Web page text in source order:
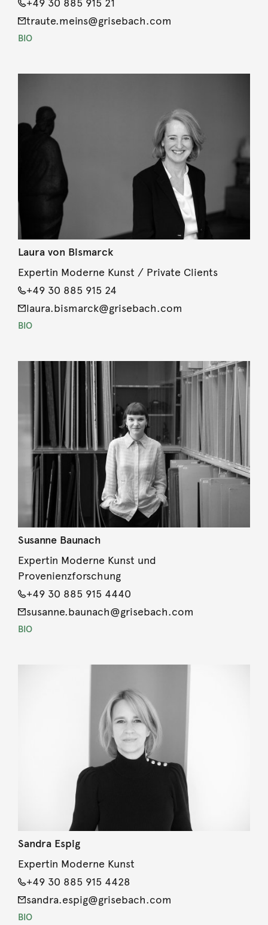
+49 30 885 915 21
traute.meins@grisebach.com
BIO
Laura von Bismarck
Expertin Moderne Kunst / Private Clients
+49 30 885 915 24
laura.bismarck@grisebach.com
BIO
Susanne Baunach
Expertin Moderne Kunst und
Provenienzforschung
+49 30 885 915 4440
susanne.baunach@grisebach.com
BIO
Sandra Espig
Expertin Moderne Kunst
+49 30 885 915 4428
sandra.espig@grisebach.com
BIO